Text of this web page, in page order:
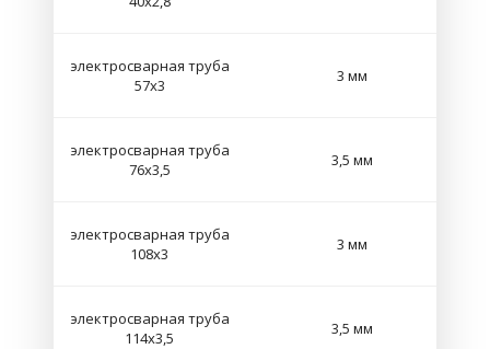
электросварная труба
57х3
3 мм
электросварная труба
76х3,5
3,5 мм
электросварная труба
108х3
3 мм
электросварная труба
114х3,5
3,5 мм